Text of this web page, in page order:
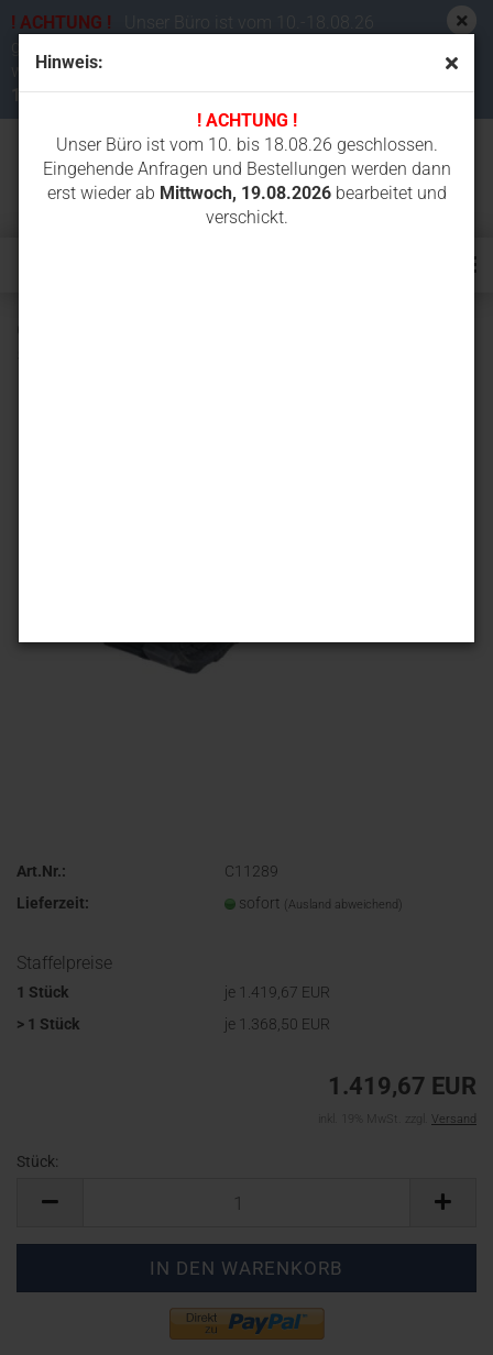
Hinweis:
! ACHTUNG !
Unser Büro ist vom 10. bis 18.08.26 geschlossen.
Eingehende Anfragen und Bestellungen werden dann
erst wieder ab Mittwoch, 19.08.2026bearbeitet und
verschickt.
! ACHTUNG !
Unser Büro ist vom 10.-18.08.26
werden dann erst wieder ab
19.08.2026bearbeitet und verschickt.
Art.Nr.:
C11289
Lieferzeit:
sofort (Ausland abweichend)
Staffelpreise
1 Stück
je 1.419,67 EUR
> 1 Stück
je 1.368,50 EUR
1.419,67 EUR
inkl. 19% MwSt. zzgl. Versand
Stück: